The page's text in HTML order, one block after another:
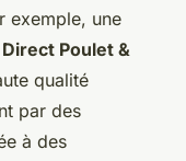
exemple, une
Poulet &
qualité
par des
à des